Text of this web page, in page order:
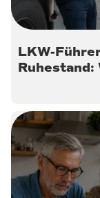
LKW-
Ruhestand:
8. Juni 2026